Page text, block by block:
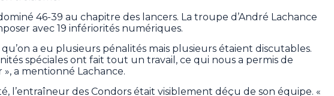
46-39 au chapitre des lancers. La troupe d’André Lachance
avec 19 infériorités numériques.
qu’on a eu plusieurs pénalités mais plusieurs étaient discutables.
spéciales ont fait tout un travail, ce qui nous a permis de
», a mentionné Lachance.
l’entraîneur des Condors était visiblement déçu de son équipe. «